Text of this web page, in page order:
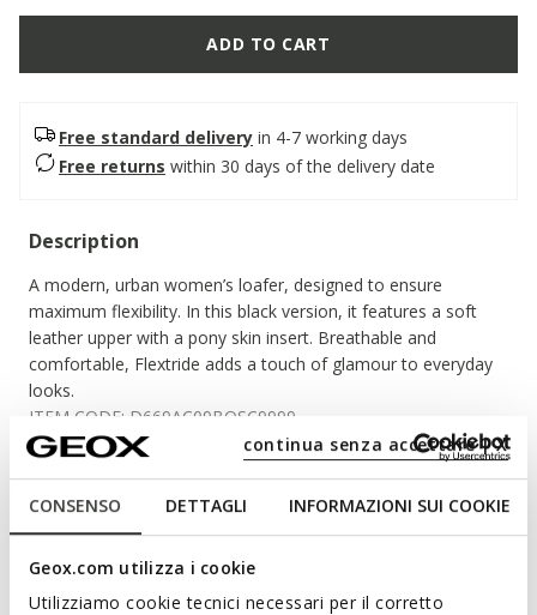
CONSENSO DETTAGLI INFORMAZIONI SUI COOKIE
Geox.com utilizza i cookie
Utilizziamo cookie tecnici necessari per il corretto
continua senza accettare | X
ADD TO CART
Free standard delivery in 4-7 working days
Free returns within 30 days of the delivery date
Description
A modern, urban women’s loafer, designed to ensure
maximum flexibility. In this black version, it features a soft
leather upper with a pony skin insert. Breathable and
comfortable, Flextride adds a touch of glamour to everyday
looks.
ITEM CODE: D669AC09BQSC9999
supporting Leather Working Group certified
tanneries